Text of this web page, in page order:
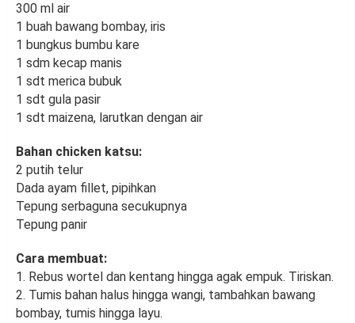
300 ml air
1 buah bawang bombay, iris
1 bungkus bumbu kare
1 sdm kecap manis
1 sdt merica bubuk
1 sdt gula pasir
1 sdt maizena, larutkan dengan air
Bahan chicken katsu:
2 putih telur
Dada ayam fillet, pipihkan
Tepung serbaguna secukupnya
Tepung panir
Cara membuat:
1. Rebus wortel dan kentang hingga agak empuk. Tiriskan.
2. Tumis bahan halus hingga wangi, tambahkan bawang
bombay, tumis hingga layu.